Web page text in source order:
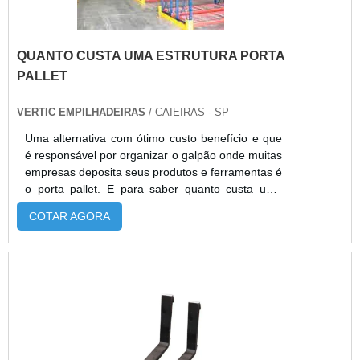
QUANTO CUSTA UMA ESTRUTURA PORTA
PALLET
VERTIC EMPILHADEIRAS / CAIEIRAS - SP
Uma alternativa com ótimo custo benefício e que
é responsável por organizar o galpão onde muitas
empresas deposita seus produtos e ferramentas é
o porta pallet. E para saber quanto custa uma
estrutura porta pallet é necessário que seja feita
uma ampla pesquisa de mercado. O porta pallet
maior para todos que frequentarem o local que
sustentação; Baixo custo de manutenção.A
estrutura fornece apoio necessário para o
empilhamento de produtos em alturas maiores do
COTAR AGORA